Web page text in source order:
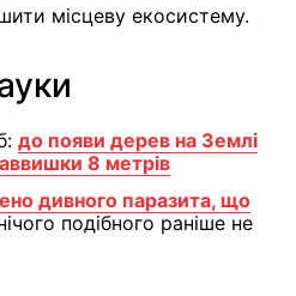
місцеву екосистему.
до появи дерев на Землі
8 метрів
дивного паразита, що
подібного раніше не